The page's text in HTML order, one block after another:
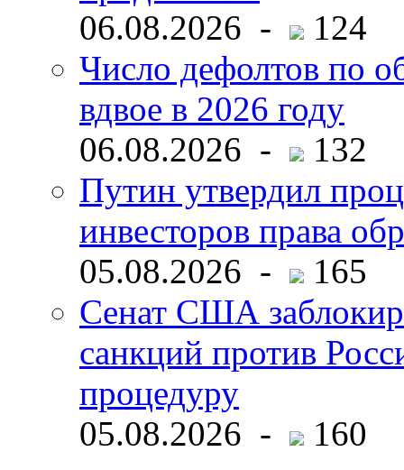
06.08.2026 -
124
Число дефолтов по
вдвое в 2026 году
06.08.2026 -
132
Путин утвердил
инвесторов права
05.08.2026 -
165
Сенат США
санкций против
процедуру
05.08.2026 -
160